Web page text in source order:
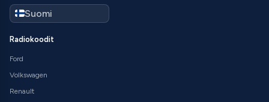
Radiokoodit
Ford
Volkswagen
Renault